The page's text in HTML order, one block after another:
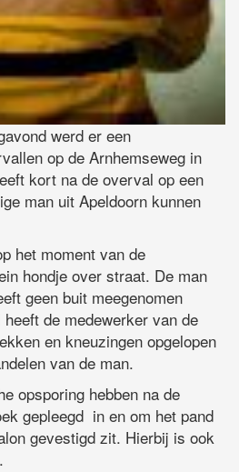
werd er een
op de Arnhemseweg in
kort na de overval op een
man uit Apeldoorn kunnen
het moment van de
hondje over straat. De man
geen buit meegenomen
de medewerker van de
en kneuzingen opgelopen
van de man.
opsporing hebben na de
gepleegd in en om het pand
gevestigd zit. Hierbij is ook